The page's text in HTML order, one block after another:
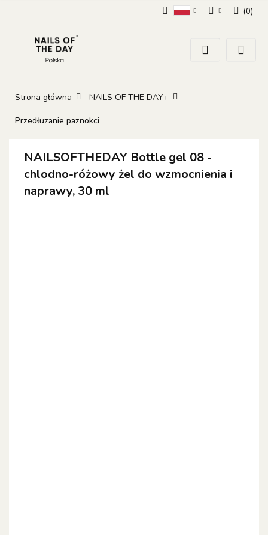
Zarejestruj się
(0)
Strona główna NAILS OF THE DAY+
Przedłuzanie paznokci
NAILSOFTHEDAY Bottle gel 08 -
chlodno-różowy żel do wzmocnienia i
naprawy, 30 ml